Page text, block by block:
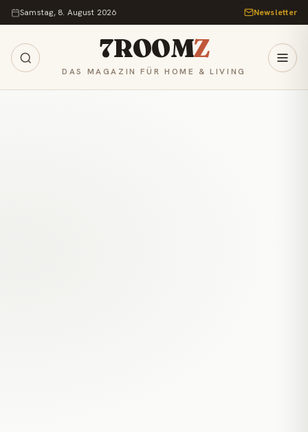
Zum Inhalt springen
Samstag, 8. August 2026 Newsletter
7ROOMZ
DAS MAGAZIN FÜR HOME & LIVING